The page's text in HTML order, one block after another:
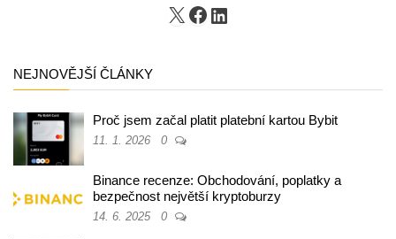
X Facebook
LinkedIn
NEJNOVĚJŠÍ ČLÁNKY
Proč jsem začal platit platební kartou Bybit
11. 1. 2026 0
Binance recenze: Obchodování, poplatky a
bezpečnost největší kryptoburzy
14. 6. 2025 0